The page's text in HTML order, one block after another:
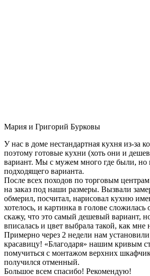
Мария и Григорий Бурковы
У нас в доме нестандартная кухня из-за
поэтому готовые кухни (хоть они и
вариант. Мы с мужем много где были, но
подходящего варианта.
После всех походов по торговым
на заказ под наши размеры. Вызвали
обмерил, посчитал, нарисовал кухню
хотелось, и картинка в голове сложилась
скажу, что это самый дешевый вариант,
вписалась и цвет выбрала такой, как мне
Примерно через 2 недели нам
красавицу! «Благодаря» нашим кривым
помучиться с монтажом верхних
получился отменный.
Большое всем спасибо! Рекомендую!